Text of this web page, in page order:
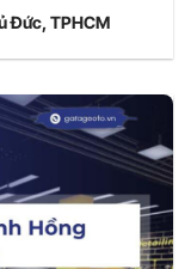
Đức, TPHCM